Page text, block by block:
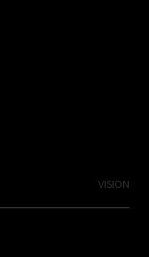
VISION